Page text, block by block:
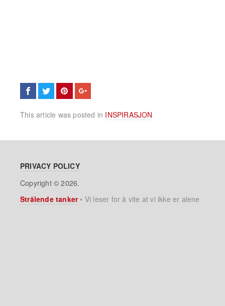
This article was posted in INSPIRASJON
PRIVACY POLICY
Copyright © 2026.
Strålende tanker• Vi leser for å vite at vi ikke er alene